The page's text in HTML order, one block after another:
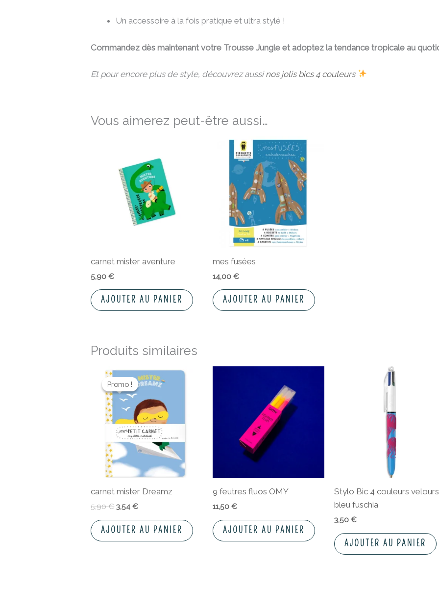
Un accessoire à la fois pratique et ultra stylé !
Commandez dès maintenant votre Trousse Jungle et adoptez la tendance tropicale au
Et pour encore plus de style, découvrez aussinos jolis bics 4 couleurs
Vous aimerez peut-être aussi…
carnet mister aventure
5,90€
AJOUTER AU PANIER
mes fusées
14,00 €
AJOUTER AU PANIER
Produits similaires
Promo !
Promo !
carnet mister Dreamz
5,90€
Le
prix
initial
était :
5,90 €.
3,54€
Le
prix
actuel
est :
3,54 €.
AJOUTER AU PANIER
9 feutres fluos OMY
11,50 €
AJOUTER AU PANIER
Stylo Bic 4 couleurs velours
bleu fuschia
3,50 €
AJOUTER AU PANIER